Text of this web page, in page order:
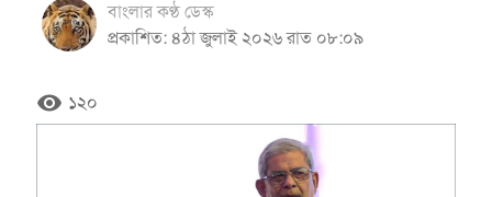
বাংলার কণ্ঠ ডেস্ক
প্রকাশিত: ৪ঠা জুলাই ২০২৬ রাত ০৮:০৯
remove_red_eye ১২০